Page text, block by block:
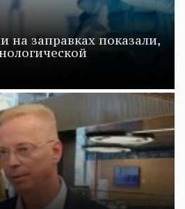
на заправках показали,